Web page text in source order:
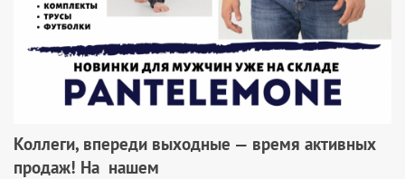
Коллеги, впереди выходные — время активных
продаж! На нашем